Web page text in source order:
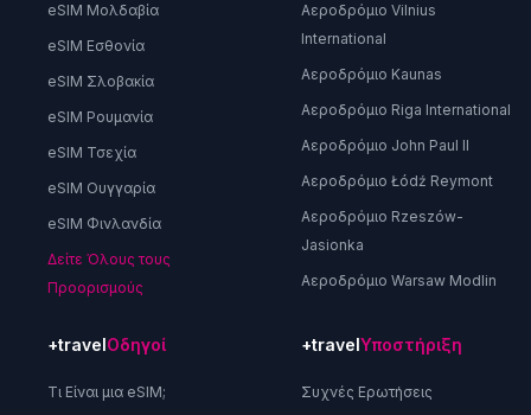
eSIM Μολδαβία
eSIM Εσθονία
eSIM Σλοβακία
eSIM Ρουμανία
eSIM Τσεχία
eSIM Ουγγαρία
eSIM Φινλανδία
Δείτε Όλους τους
Προορισμούς
Αεροδρόμιο Vilnius
International
Αεροδρόμιο Kaunas
Αεροδρόμιο Riga International
Αεροδρόμιο John Paul II
Αεροδρόμιο Łódź Reymont
Αεροδρόμιο Rzeszów-
Jasionka
Αεροδρόμιο Warsaw Modlin
+travelΟδηγοί
Τι Είναι μια eSIM;
+travelΥποστήριξη
Συχνές Ερωτήσεις